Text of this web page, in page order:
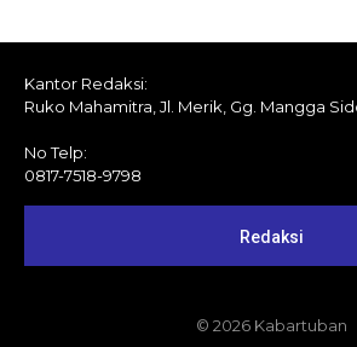
Kantor Redaksi:
Ruko Mahamitra, Jl. Merik, Gg. Mangga
No Telp:
0817-7518-9798
Redaksi
© 2026 Kabartuban